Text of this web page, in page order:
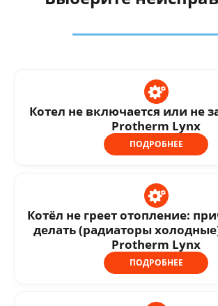
Котел не включается или не
Protherm Lynx
ПОДРОБНЕЕ
Котёл не греет отопление:
делать (радиаторы
Protherm Lynx
ПОДРОБНЕЕ